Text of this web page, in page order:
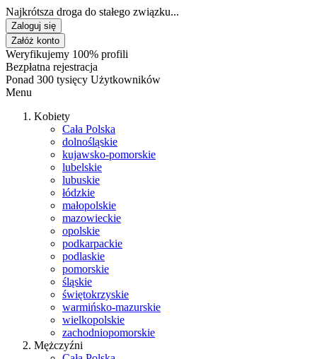
Najkrótsza droga do stałego związku...
Zaloguj się
Załóż konto
Weryfikujemy 100% profili
Bezpłatna rejestracja
Ponad 300 tysięcy Użytkowników
Menu
Kobiety
Cała Polska
dolnośląskie
kujawsko-pomorskie
lubelskie
lubuskie
łódzkie
małopolskie
mazowieckie
opolskie
podkarpackie
podlaskie
pomorskie
śląskie
świętokrzyskie
warmińsko-mazurskie
wielkopolskie
zachodniopomorskie
Mężczyźni